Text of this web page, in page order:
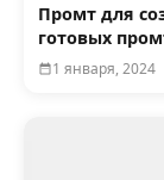
Промт для
готовых
1 января, 2024